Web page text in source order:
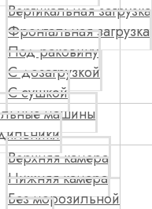
Вертикальная загрузка
Фронтальная загрузка
Под раковину
С дозагрузкой
С сушкой
машины
Верхняя камера
Нижняя камера
Без морозильной